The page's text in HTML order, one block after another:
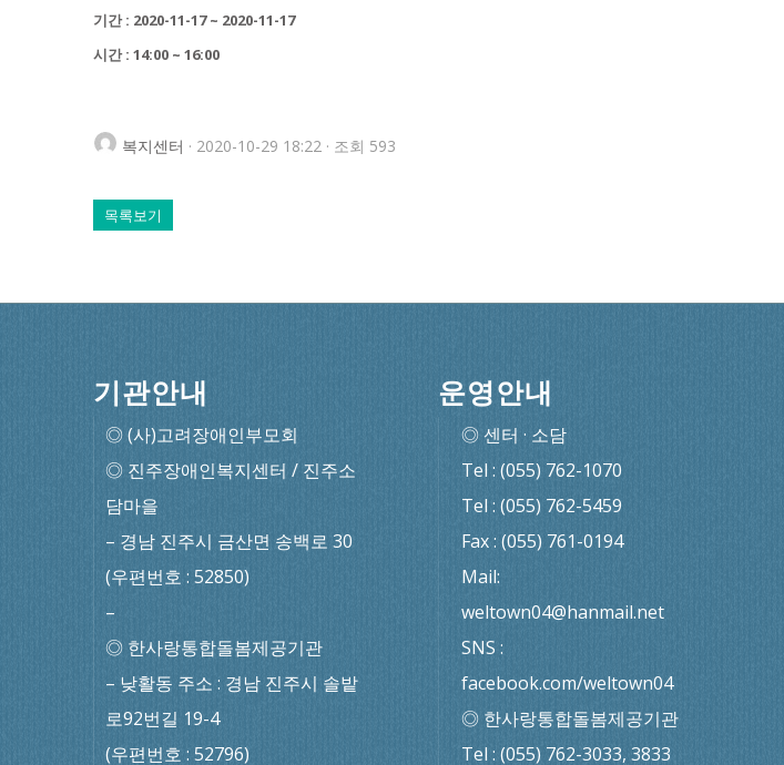
기간 : 2020-11-17 ~ 2020-11-17
시간 : 14:00 ~ 16:00
복지센터 · 2020-10-29 18:22 · 조회 593
목록보기
기관안내
◎ (사)고려장애인부모회
◎ 진주장애인복지센터 / 진주소
담마을
– 경남 진주시 금산면 송백로 30
(우편번호 : 52850)
–
◎ 한사랑통합돌봄제공기관
– 낮활동 주소 : 경남 진주시 솔밭
로92번길 19-4
(우편번호 : 52796)
운영안내
◎ 센터 · 소담
Tel : (055) 762-1070
Tel : (055) 762-5459
Fax : (055) 761-0194
Mail:
weltown04@hanmail.net
SNS :
facebook.com/weltown04
◎ 한사랑통합돌봄제공기관
Tel : (055) 762-3033, 3833